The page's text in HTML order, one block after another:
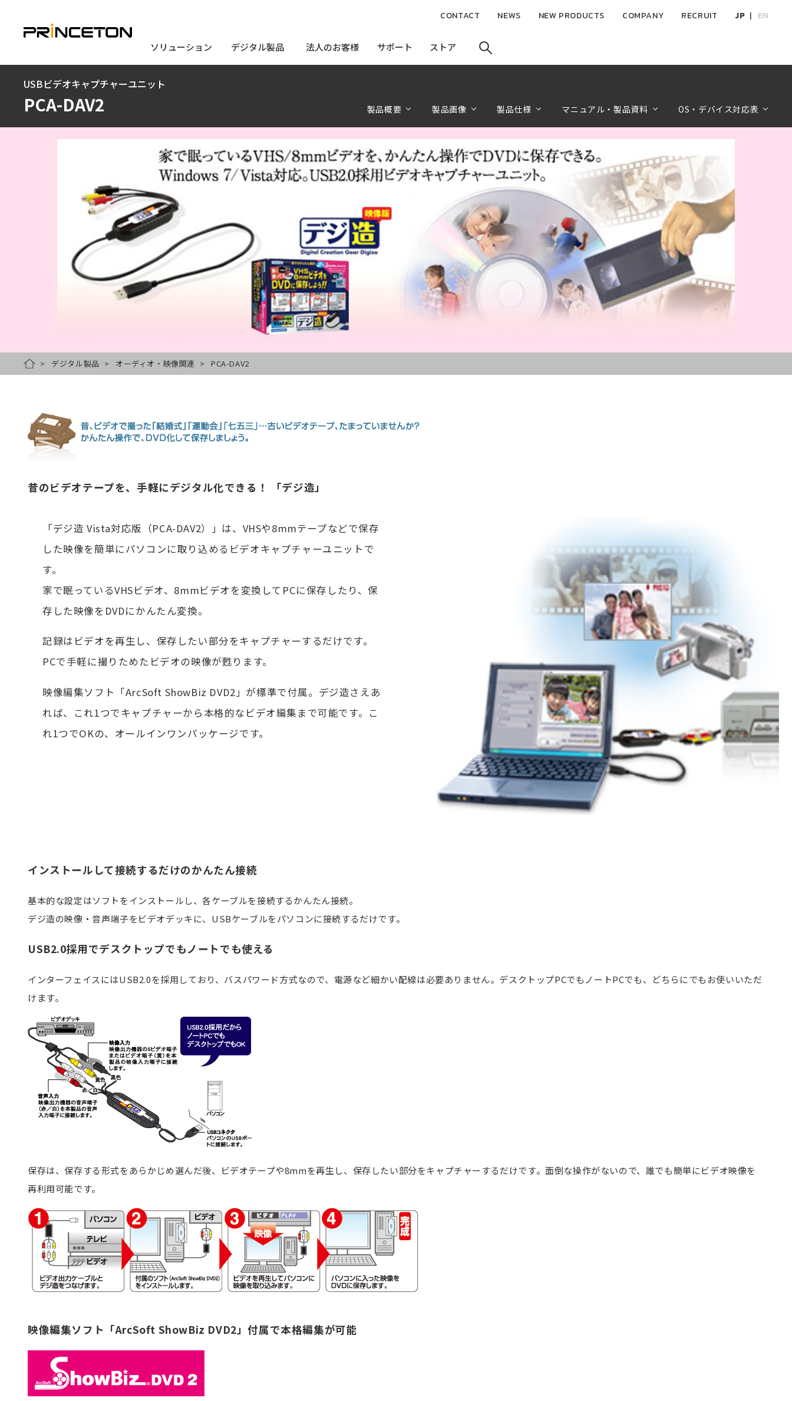
コ
ソリューション
ソリューション デジタル製品
デジタル製品 法人のお客様
法人のお客様 サポート
サポート ストア
ストア
CONTACT NEWS NEW PRODUCTS COMPANY RECRUIT JP EN
USBビデオキャプチャーユニット
PCA-DAV2 製品概要 製品画像 製品仕様 マニュアル・製品資料 OS・デバイス対応表
HOMEデジタル製品 オーディオ・映像関連 PCA-DAV2
昔のビデオテープを、手軽にデジタル化できる！ 「デジ造」
「デジ造 Vista対応版（PCA-DAV2）」は、VHSや8mmテープなどで保存
した映像を簡単にパソコンに取り込めるビデオキャプチャーユニットで
す。
家で眠っているVHSビデオ、8mmビデオを変換してPCに保存したり、保
存した映像をDVDにかんたん変換。
記録はビデオを再生し、保存したい部分をキャプチャーするだけです。
PCで手軽に撮りためたビデオの映像が甦ります。
映像編集ソフト「ArcSoft ShowBiz DVD2」が標準で付属。デジ造さえあ
れば、これ1つでキャプチャーから本格的なビデオ編集まで可能です。こ
れ1つでOKの、オールインワンパッケージです。
インストールして接続するだけのかんたん接続
基本的な設定はソフトをインストールし、各ケーブルを接続するかんたん接続。
デジ造の映像・音声端子をビデオデッキに、USBケーブルをパソコンに接続するだけです。
USB2.0採用でデスクトップでもノートでも使える
インターフェイスにはUSB2.0を採用しており、バスパワード方式なので、電源など細かい配線は必要ありません。デスクトップPCでもノートPCでも、どちらにでもお使いいただ
けます。
保存は、保存する形式をあらかじめ選んだ後、ビデオテープや8mmを再生し、保存したい部分をキャプチャーするだけです。面倒な操作がないので、誰でも簡単にビデオ映像を
再利用可能です。
映像編集ソフト「ArcSoft ShowBiz DVD2」付属で本格編集が可能